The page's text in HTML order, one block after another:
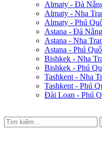
Almaty - Đà
Almaty - Nha
Almaty - Phú
Astana - Đà Nẵng
Astana - Nha
Astana - Phú
Bishkek - Nha
Bishkek - Phú
Tashkent - Nha
Tashkent - Phú
Đài Loan - Phú